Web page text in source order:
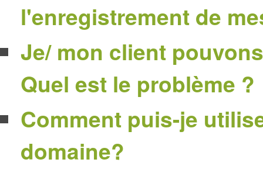
l'enregistrement de
Je/ mon client
Quel est le problème ?
Comment puis-je
domaine?